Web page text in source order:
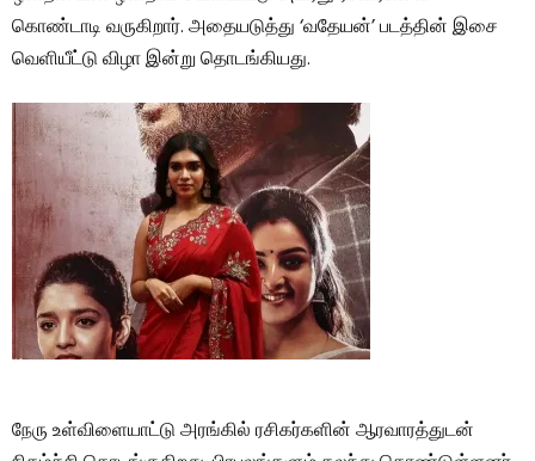
கொண்டாடி வருகிறார். அதையடுத்து ‘வதேயன்’ படத்தின் இசை
வெளியீட்டு விழா இன்று தொடங்கியது.
நேரு உள்விளையாட்டு அரங்கில் ரசிகர்களின் ஆரவாரத்துடன்